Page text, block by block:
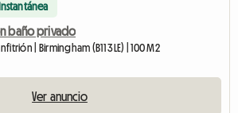
Instantánea
baño privado
| Birmingham (B11 3LE) | 100 M2
Ver anuncio